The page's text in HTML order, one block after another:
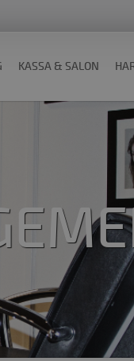
KASSA & SALON